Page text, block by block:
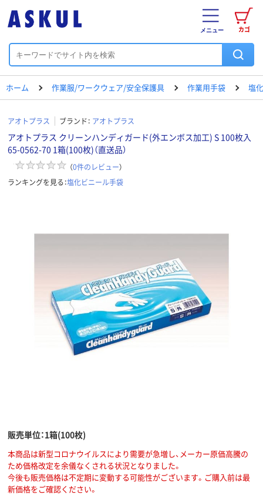
カゴ
メニュー
ホーム 作業服/ワークウェア/安全保護具 作業用手袋 塩
アオトプラス ブランド： アオトプラス
アオトプラス クリーンハンディガード(外エンボス加工) S 100枚入
65-0562-70 1箱(100枚)（直送品）
（0件のレビュー）
ランキングを見る：塩化ビニール手袋
販売単位：1箱(100枚)
本商品は新型コロナウイルスにより需要が急増し、メーカー原価高騰の
ため価格改定を余儀なくされる状況となりました。
今後も販売価格は不定期に変動する可能性がございます。ご購入前は最
新価格をご確認ください。